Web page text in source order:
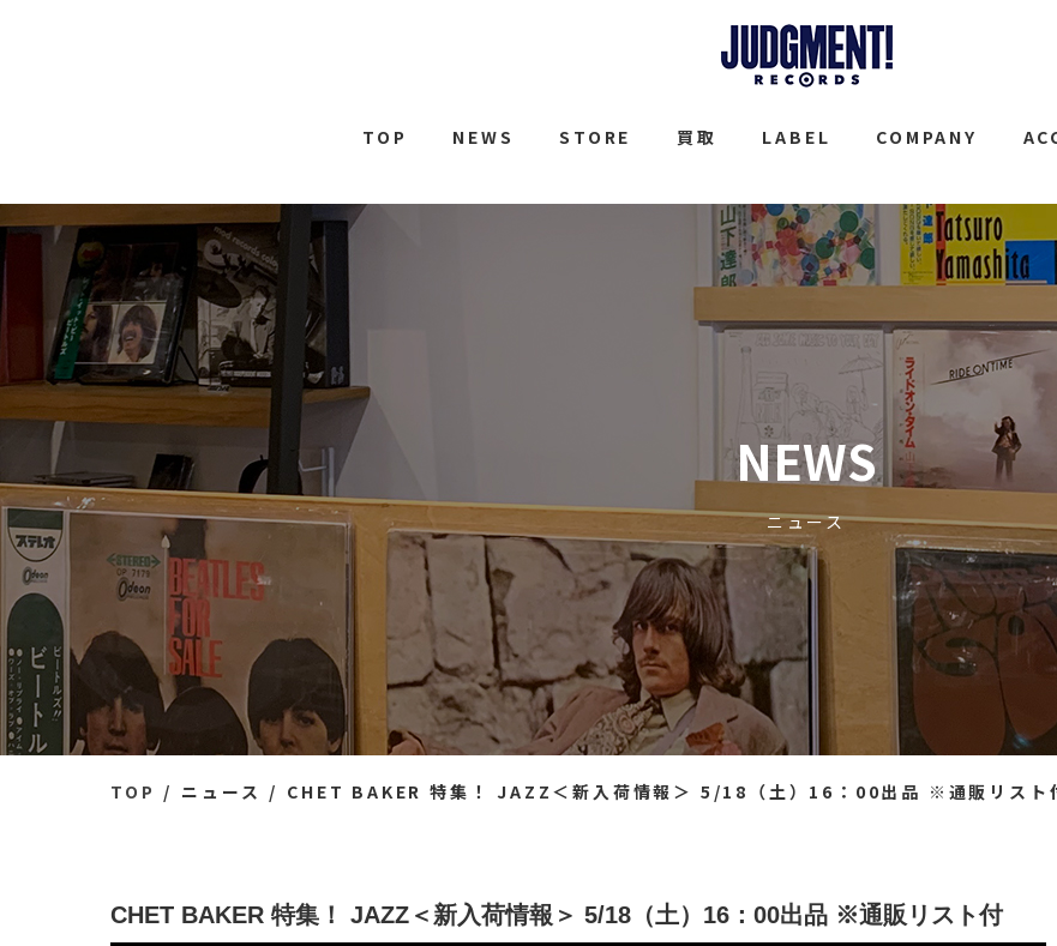
TOP NEWS STORE 買取 LABEL COMPANY
NEWS
ニュース
TOP ニュース CHET BAKER 特集！ JAZZ＜新入荷情報＞ 5/18（土）16：00出品 ※通販リスト
CHET BAKER 特集！ JAZZ＜新入荷情報＞ 5/18（土）16：00出品 ※通販リスト付